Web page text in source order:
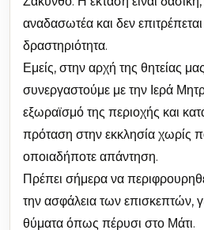
αναδασωτέα και δεν
δραστηριότητα.
Εμείς, στην αρχή της θητείας
συνεργαστούμε με την Ιερά
εξωραϊσμό της περιοχής και
πρόταση στην εκκλησία χωρίς
οποιαδήποτε απάντηση.
Πρέπει σήμερα να
την ασφάλεια των επισκεπτών,
θύματα όπως πέρυσι στο Μάτι.